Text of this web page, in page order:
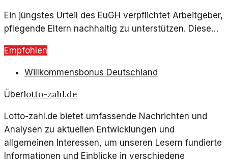
Ein jüngstes Urteil des EuGH verpflichtet Arbeitgeber,
pflegende Eltern nachhaltig zu unterstützen. Diese
auf Arbeitsverhältnisse und Familien haben.
Empfohlen
Willkommensbonus Deutschland
Überlotto-zahl.de
Lotto-zahl.de bietet umfassende Nachrichten und
Analysen zu aktuellen Entwicklungen und
allgemeinen Interessen, um unseren Lesern fundierte
Informationen und Einblicke in verschiedene